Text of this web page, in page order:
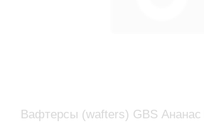
Вафтерсы (wafters) GBS